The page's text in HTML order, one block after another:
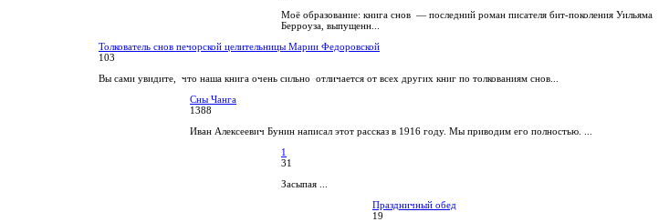
Моё образование: книга снов — последний роман писателя бит-поколения Уильяма
Берроуза, выпущенн...
Толкователь снов печорской целительницы Марии Федоровской
103
Вы сами увидите, что наша книга очень сильно отличается от всех других книг по толкованиям снов...
Сны Чанга
1388
Иван Алексеевич Бунин написал этот рассказ в 1916 году. Мы приводим его полностью. ...
1
31
Засыпая ...
Праздничный обед
19